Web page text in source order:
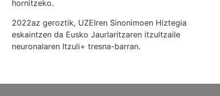
hornitzeko.
2022az geroztik, UZEIren Sinonimoen Hiztegia
eskaintzen da Eusko Jaurlaritzaren itzultzaile
neuronalaren Itzuli+ tresna-barran.